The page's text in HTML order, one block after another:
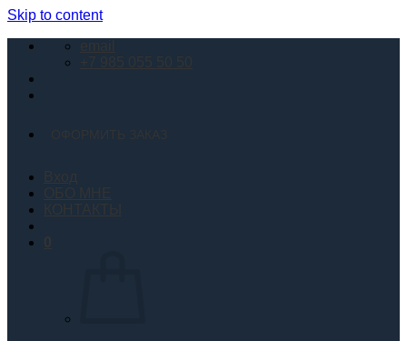
Skip to content
email
+7 985 055 50 50
ОФОРМИТЬ ЗАКАЗ
ОБО МНЕ
КОНТАКТЫ